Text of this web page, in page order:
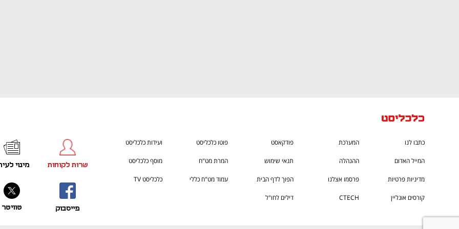
כתבו לנו המערכת פודקאסט פוטו כלכליסט ועידות כלכליסט
המייל האדום ההנהלה תנאי שימוש המרת מט"ח מוסף כלכליסט
מדיניות פרטיות פרסמו אצלנו הפוך לדף הבית עמוד מט"ח כללי כלכליסט TV
קורסים אונליין CTECH
דילים לחו"ל
פייסבוק
שרות לקוחות
טוויטר
מינוי